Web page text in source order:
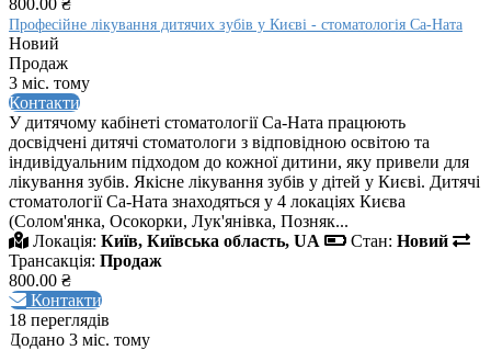
Професійне лікування дитячих зубів у Києві - стоматологія Са-Ната
Новий
Продаж
3 міс. тому
Контакти
У дитячому кабінеті стоматології Са-Ната працюють
досвідчені дитячі стоматологи з відповідною освітою та
індивідуальним підходом до кожної дитини, яку привели для
лікування зубів. Якісне лікування зубів у дітей у Києві. Дитячі
стоматології Са-Ната знаходяться у 4 локаціях Києва
(Солом'янка, Осокорки, Лук'янівка, Позняк...
Локація: Київ, Київська область, UA Стан: Новий
Трансакція: Продаж
800.00 ₴
Контакти
18 переглядів
Додано 3 міс. тому